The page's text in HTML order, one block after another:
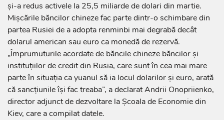
și-a redus activele la 25,5 miliarde de dolari din martie.
Mișcările băncilor chineze fac parte dintr-o schimbare din
partea Rusiei de a adopta renminbi mai degrabă decât
dolarul american sau euro ca monedă de rezervă.
„Împrumuturile acordate de băncile chineze băncilor și
instituțiilor de credit din Rusia, care sunt în cea mai mare
parte în situația ca yuanul să ia locul dolarilor și euro, arată
că sancțiunile își fac treaba”, a declarat Andrii Onopriienko,
director adjunct de dezvoltare la Şcoala de Economie din
Kiev, care a compilat datele.